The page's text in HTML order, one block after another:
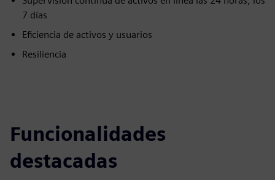
7 días
Eficiencia de activos y usuarios
Resiliencia
Funcionalidades
destacadas